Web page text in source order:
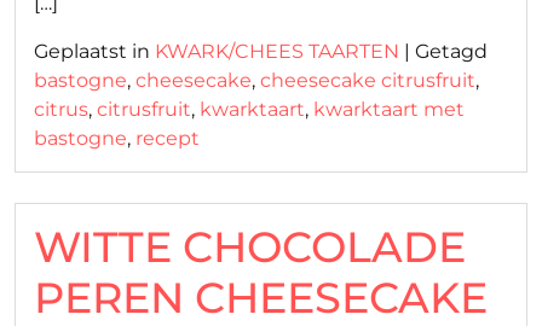
Geplaatst in KWARK/CHEES TAARTEN | Getagd
bastogne, cheesecake, cheesecake citrusfruit,
citrus, citrusfruit, kwarktaart, kwarktaart met
bastogne, recept
WITTE CHOCOLADE
PEREN CHEESECAKE